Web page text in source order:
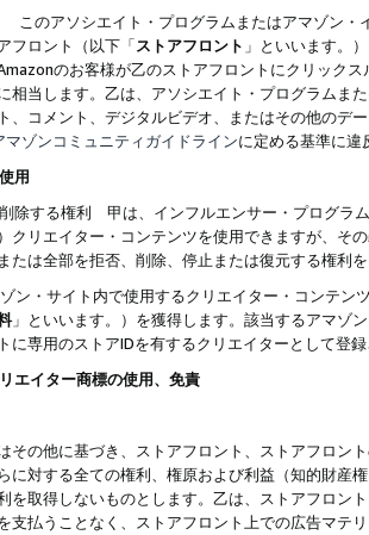
このアソシエイト・プログラムまたはアマゾン・
フロント（以下「ストアフロント 」といいます。
のお客様が乙のストアフロントにクリック
相当します。乙は、アソシエイト・プログラム
、コメント、デジタルビデオ、またはその他のデ
マゾンコミュニティガイドラインに定める基準に違
用
除する権利 甲は、インフルエンサー・プログラ
クリエイター・コンテンツを使用できますが、そ
たは全部を拒否、削除、停止または復元する権利
ン・サイト内で使用するクリエイター・コンテン
」といいます。）を獲得します。該当するアマゾ
に専用のストアIDを有するクリエイターとして登
エイター商標の使用、免責
その他に基づき、ストアフロント、ストアフロン
に対する全ての権利、権原および利益（知的財産
を取得しないものとします。乙は、ストアフロン
支払うことなく、ストアフロント上での広告マテ